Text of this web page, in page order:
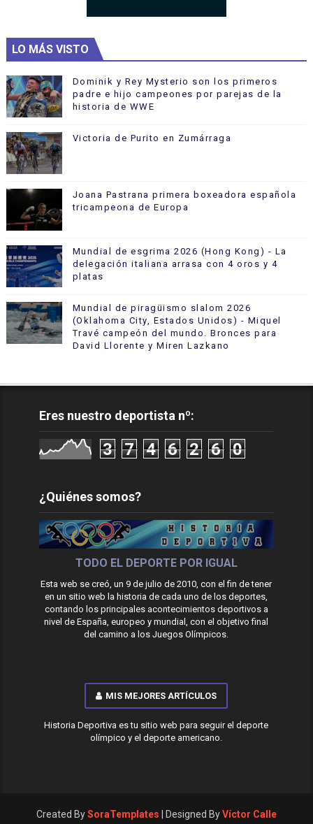
LO MÁS VISTO
Dominik y Rey Mysterio son los primeros
padre e hijo campeones por parejas de la
historia de WWE
Victoria de Purito en Zumárraga
Joana Pastrana primera boxeadora española
tricampeona de Europa
Mundial de esgrima 2026 (Hong Kong) - La
delegación italiana arrasa con 4 oros y 4
platas
Mundial de piragüismo slalom 2026
(Oklahoma City, Estados Unidos) - Miquel
Travé campeón del mundo. Bronces para
David Llorente y Miren Lazkano
Eres nuestro deportista nº:
3 7 4 6 2 6 0
¿Quiénes somos?
TODO EL DEPORTE POR IGUAL
Esta web se creó, un 9 de julio de 2010, con el fin de tener
en un sitio web la historia de cada uno de los deportes,
contando los principales acontecimientos deportivos a
nivel de España, europeo y mundial, con el objetivo final
del camino a los Juegos Olímpicos.
MIS MEJORES ARTÍCULOS
Historia Deportiva es tu sitio web para seguir el deporte
olímpico y el deporte americano.
Created BySoraTemplates | Designed ByVíctor Calle